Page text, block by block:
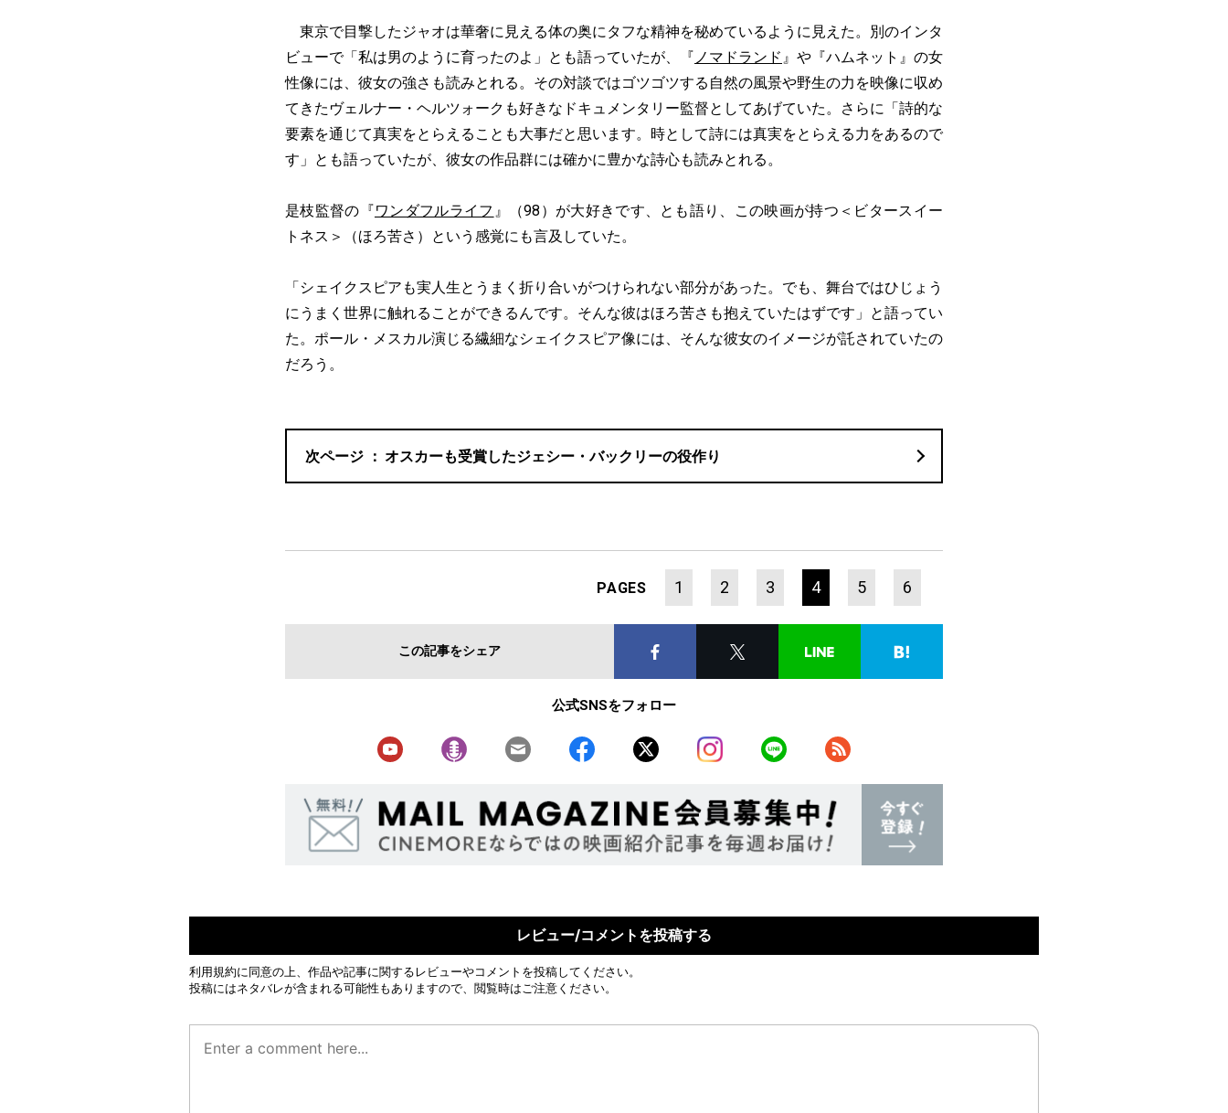
東京で目撃したジャオは華奢に見える体の奥にタフな精神を秘めているように見えた。別のインタ
ビューで「私は男のように育ったのよ」とも語っていたが、『 ノマドランド 』や『ハムネット』の女
性像には、彼女の強さも読みとれる。その対談ではゴツゴツする自然の風景や野生の力を映像に収め
てきたヴェルナー・ヘルツォークも好きなドキュメンタリー監督としてあげていた。さらに「詩的な
要素を通じて真実をとらえることも大事だと思います。時として詩には真実をとらえる力をあるので
す」とも語っていたが、彼女の作品群には確かに豊かな詩心も読みとれる。
是枝監督の『ワンダフルライフ 』（98）が大好きです、とも語り、この映画が持つ＜ビタースイー
トネス＞（ほろ苦さ）という感覚にも言及していた。
「シェイクスピアも実人生とうまく折り合いがつけられない部分があった。でも、舞台ではひじょう
にうまく世界に触れることができるんです。そんな彼はほろ苦さも抱えていたはずです」と語ってい
た。ポール・メスカル演じる繊細なシェイクスピア像には、そんな彼女のイメージが託されていたの
だろう。
オスカーも受賞したジェシー・バックリーの役作り
PAGES 1 2 3 4 5 6
この記事をシェア
公式SNSをフォロー
レビュー/コメントを投稿する
利用規約に同意の上、作品や記事に関するレビューやコメントを投稿してください。
投稿にはネタバレが含まれる可能性もありますので、閲覧時はご注意ください。